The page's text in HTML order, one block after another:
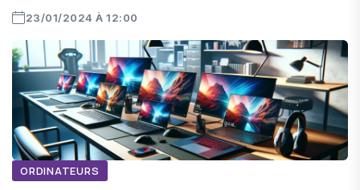
23/01/2024 À 12:00
ORDINATEURS